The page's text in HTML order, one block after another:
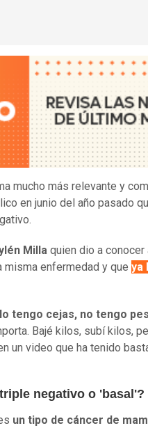
mucho más relevante y
en junio del año pasado
Milla quien dio a
enfermedad y que ya
tengo cejas, no tengo
Bajé kilos, subí kilos,
un video que ha tenido
negativo o 'basal'?
un tipo de cáncer de